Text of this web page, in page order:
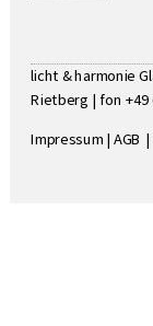
licht & harmonie
Rietberg | fon +49
Impressum | AGB |